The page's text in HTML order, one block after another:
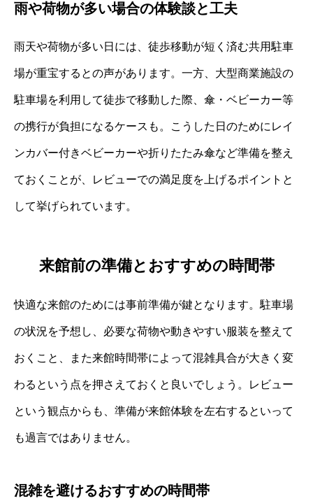
雨や荷物が多い場合の体験談と工夫
雨天や荷物が多い日には、徒歩移動が短く済む共用駐車
場が重宝するとの声があります。一方、大型商業施設の
駐車場を利用して徒歩で移動した際、傘・ベビーカー等
の携行が負担になるケースも。こうした日のためにレイ
ンカバー付きベビーカーや折りたたみ傘など準備を整え
ておくことが、レビューでの満足度を上げるポイントと
して挙げられています。
来館前の準備とおすすめの時間帯
快適な来館のためには事前準備が鍵となります。駐車場
の状況を予想し、必要な荷物や動きやすい服装を整えて
おくこと、また来館時間帯によって混雑具合が大きく変
わるという点を押さえておくと良いでしょう。レビュー
という観点からも、準備が来館体験を左右するといって
も過言ではありません。
混雑を避けるおすすめの時間帯